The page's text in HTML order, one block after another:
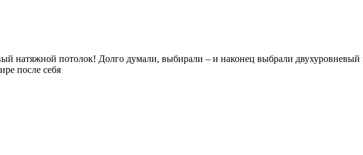
натяжной потолок! Долго думали, выбирали – и наконец выбрали
после себя